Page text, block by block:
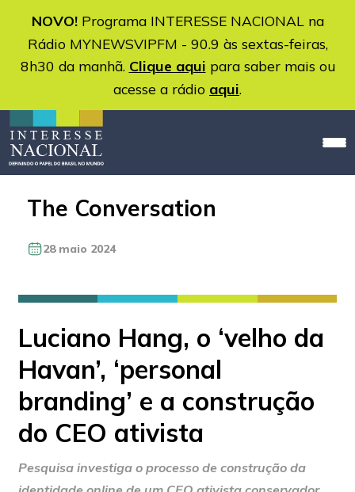
NOVO!Programa INTERESSE NACIONAL na
Rádio MYNEWSVIPFM - 90.9 às sextas-feiras,
8h30 da manhã. Clique aqui para saber mais ou
acesse a rádio aqui.
The Conversation
28 maio 2024
Luciano Hang, o ‘velho da
Havan’, ‘personal
branding’ e a construção
do CEO ativista
Pesquisa investiga o processo de construção da